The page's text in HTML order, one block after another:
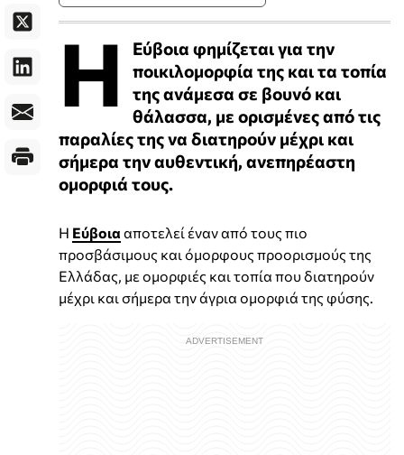
Η
Εύβοια φημίζεται για την
ποικιλομορφία της και τα τοπία
της ανάμεσα σε βουνό και
θάλασσα, με ορισμένες από τις
παραλίες της να διατηρούν μέχρι και
σήμερα την αυθεντική, ανεπηρέαστη
ομορφιά τους.
Η Εύβοια αποτελεί έναν από τους πιο
προσβάσιμους και όμορφους προορισμούς της
Ελλάδας, με ομορφιές και τοπία που διατηρούν
μέχρι και σήμερα την άγρια ομορφιά της φύσης.